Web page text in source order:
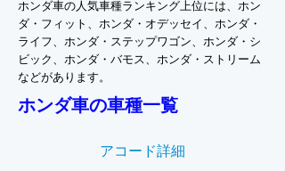
ホンダ車の人気車種ランキング上位には、ホン
ダ・フィット、ホンダ・オデッセイ、ホンダ・
ライフ、ホンダ・ステップワゴン、ホンダ・シ
ビック、ホンダ・バモス、ホンダ・ストリーム
などがあります。
ホンダ車の車種一覧
アコード詳細